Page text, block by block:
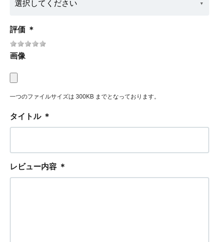
評価 ＊
画像
一つのファイルサイズは 300KB までとなっております。
タイトル ＊
レビュー内容 ＊